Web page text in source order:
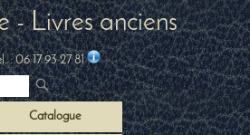
- Livres anciens
:06 17 93 27 81
Catalogue